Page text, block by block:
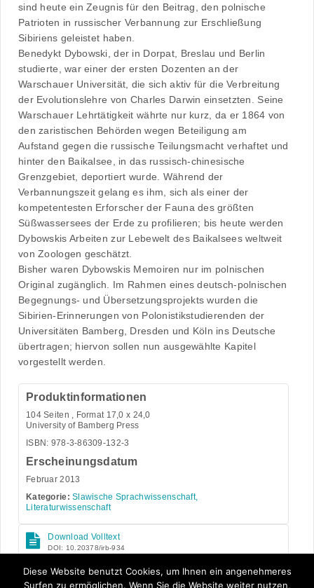
sind heute ein Zeugnis für den Beitrag, den polnische
Patrioten in russischer Verbannung zur Erschließung
Sibiriens geleistet haben.
Benedykt Dybowski, der in Dorpat, Breslau und Berlin
studierte, war einer der ersten Dozenten an der
Warschauer Universität, die sich aktiv für die Verbreitung
der Evolutionslehre von Charles Darwin einsetzten. Seine
Warschauer Lehrtätigkeit währte nur kurz, da er 1864 von
den zaristischen Behörden wegen Beteiligung am
Aufstand gegen die russische Teilungsmacht verhaftet und
hinter den Baikalsee, in das russisch-chinesische
Grenzgebiet, deportiert wurde. Während der
Verbannungszeit gelang es ihm, sich als einer der
kompetentesten Erforscher der Fauna des größten
Süßwassersees der Erde zu profilieren; bis heute werden
Dybowskis Arbeiten zur Lebewelt des Baikalsees weltweit
von Zoologen geschätzt.
Bisher waren Dybowskis Memoiren nur im polnischen
Original zugänglich. Im Rahmen eines deutsch-polnischen
Begegnungs- und Übersetzungsprojekts wurden die
Sibirien-Erinnerungen von Polonistikstudierenden der
Universitäten Bamberg, Dresden und Köln ins Deutsche
übertragen; hiervon sollen nun ausgewählte Kapitel
vorgestellt werden.
Produktinformationen
104Seiten , Format 17,0 x 24,0
University of Bamberg Press
ISBN: 978-3-86309-132-3
Erscheinungsdatum
Februar 2013
Kategorie: Slawische Sprachwissenschaft,
Literaturwissenschaft
Download Volltext
DOI: 10.20378/irb-934
Diese Website benutzt Cookies, um Ihnen ein angenehmeres
Surfen zu ermöglichen. Wenn Sie die Website weiter nutzen,